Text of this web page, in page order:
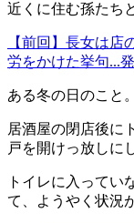
近くに住む孫たち
【前回】長女は
労をかけた挙句...
ある冬の日のこと。
居酒屋の閉店後に
戸を開けっ放しに
トイレに入ってい
て、ようやく状況